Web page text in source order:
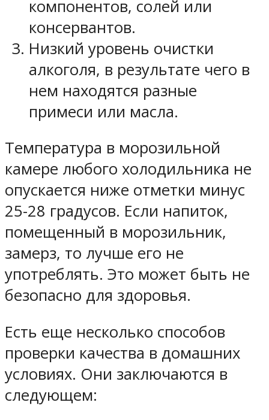
компонентов, солей или
консервантов.
Низкий уровень очистки
алкоголя, в результате чего в
нем находятся разные
примеси или масла.
Температура в морозильной
камере любого холодильника не
опускается ниже отметки минус
25-28 градусов. Если напиток,
помещенный в морозильник,
замерз, то лучше его не
употреблять. Это может быть не
безопасно для здоровья.
Есть еще несколько способов
проверки качества в домашних
условиях. Они заключаются в
следующем: